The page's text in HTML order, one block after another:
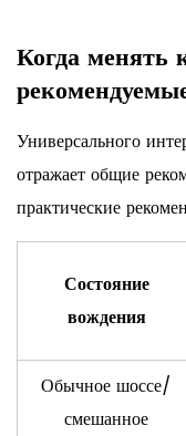
Когда менять
Универсального
отражает общие
практические
Состояние
вождения
Обычное шоссе/
смешанное